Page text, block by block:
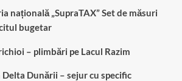
națională „SupraTAX” Set de măsuri
bugetar
– plimbări pe Lacul Razim
Dunării – sejur cu specific